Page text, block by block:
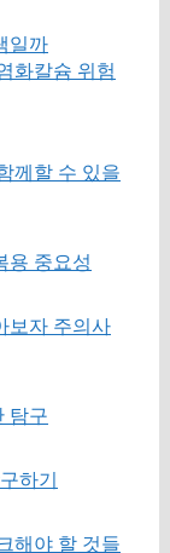
일까
화칼슘 위험
께할 수 있을
용 중요성
보자 주의사
탐구
하기
해야 할 것들